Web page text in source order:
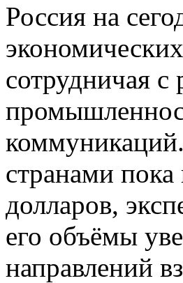
Россия на
сотрудничая с
странами
долларов,
его объёмы
направлений